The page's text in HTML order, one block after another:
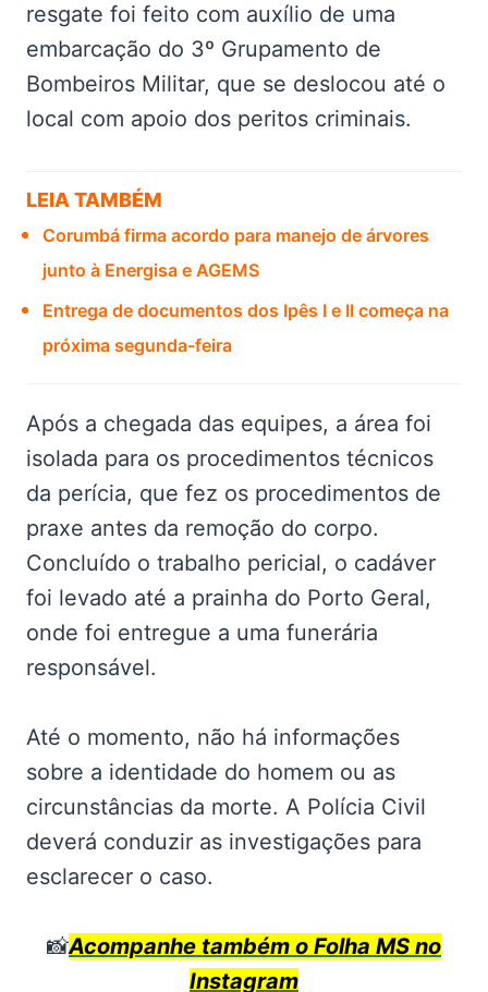
resgate foi feito com auxílio de uma
embarcação do 3º Grupamento de
Bombeiros Militar, que se deslocou até o
local com apoio dos peritos criminais.
LEIA TAMBÉM
Corumbá firma acordo para manejo de árvores
junto à Energisa e AGEMS
Entrega de documentos dos Ipês I e II começa na
próxima segunda-feira
Após a chegada das equipes, a área foi
isolada para os procedimentos técnicos
da perícia, que fez os procedimentos de
praxe antes da remoção do corpo.
Concluído o trabalho pericial, o cadáver
foi levado até a prainha do Porto Geral,
onde foi entregue a uma funerária
responsável.
Até o momento, não há informações
sobre a identidade do homem ou as
circunstâncias da morte. A Polícia Civil
deverá conduzir as investigações para
esclarecer o caso.
📸Acompanhe também o Folha MS no
Instagram